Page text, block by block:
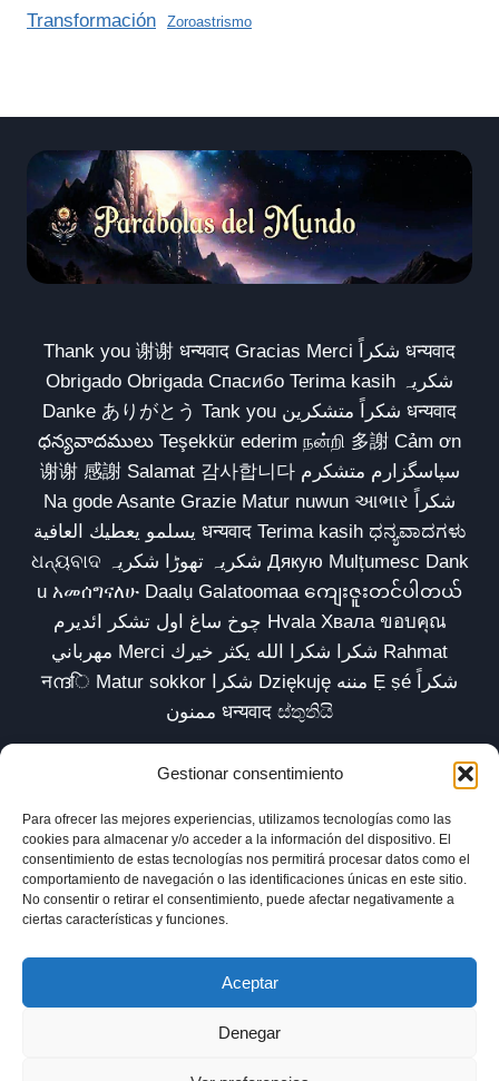
Gestionar consentimiento
Para ofrecer las mejores experiencias, utilizamos tecnologías como las
cookies para almacenar y/o acceder a la información del dispositivo. El
consentimiento de estas tecnologías nos permitirá procesar datos como el
comportamiento de navegación o las identificaciones únicas en este sitio.
No consentir o retirar el consentimiento, puede afectar negativamente a
ciertas características y funciones.
Aceptar
Denegar
Transformación Zoroastrismo
Thank you 谢谢 धन्यवाद Gracias Merci شكراً धन्यवाद
Obrigado Obrigada Спасибо Terima kasih شکریہ
Danke ありがとう Tank you شكراً متشكرين धन्यवाद
ధన్యవాదములు Teşekkür ederim நன்றி 多謝 Cảm ơn
谢谢 感謝 Salamat 감사합니다 سپاسگزارم متشکرم
Na gode Asante Grazie Matur nuwun આભાર شكراً
يسلمو يعطيك العافية धन्यवाद Terima kasih ಧನ್ಯವಾದಗಳು
ଧନ୍ୟବାଦ شکریہ تھوڑا شکریہ Дякую Mulțumesc Dank
u አመሰግናለሁ Daalụ Galatoomaa ကျေးဇူးတင်ပါတယ်
چوخ ساغ اول تشکر ائدیرم Hvala Хвала ขอบคุณ
مهرباني Merci شكرا شكرا الله يكثر خيرك Rahmat
नന്ദि Matur sokkor شكرا Dziękuję مننه Ẹ ṣé شكراً
ممنون धन्यवाद ස්තුතියි
Inicio Biblioteca Parábolas TV
Comunidad
Esencia
Blog
Política de privacidad
Aviso legal
Política de cookies (UE)